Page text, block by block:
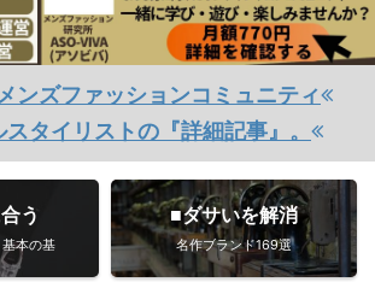
ンズファッションコミュニティ
タイリストの『詳細記事』。
う
本の基
■ダサいを解消
名作ブランド169選